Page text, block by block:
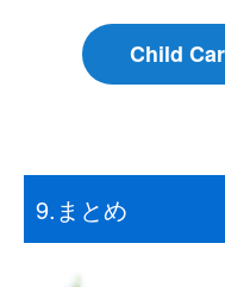
Child
9.まとめ